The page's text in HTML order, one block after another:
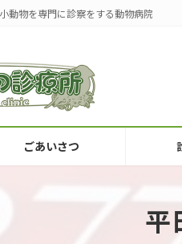
動物を専門に診察をする動物病院
ごあいさつ
平